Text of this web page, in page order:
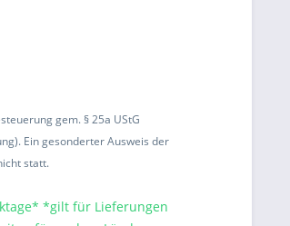
gem. § 25a UStG
Ein gesonderter Ausweis der
statt.
*gilt für Lieferungen